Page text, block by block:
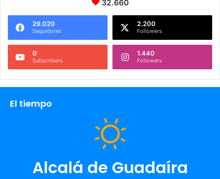
32.660
29.020
Seguidores
2.200
Followers
0
Subscribers
1.440
Followers
El tiempo
Alcalá de Guadaíra